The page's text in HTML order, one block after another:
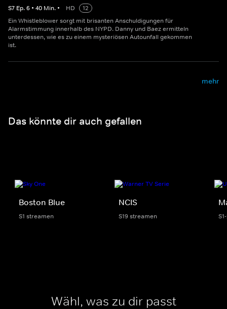
S7 Ep.6 • 40 Min. • HD
12
Ein Whistleblower sorgt mit brisanten Anschuldigungen für
Alarmstimmung innerhalb des NYPD. Danny und Baez ermitteln
unterdessen, wie es zu einem mysteriösen Autounfall gekommen
ist.
mehr
Das könnte dir auch gefallen
Boston Blue
S1 streamen
NCIS
S19 streamen
Wähl, was zu dir passt